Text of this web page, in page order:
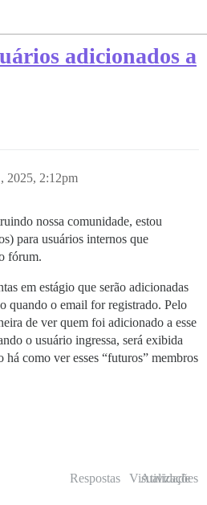
adicionados a
2025, 2:12pm
nossa comunidade, estou
para usuários internos que
fórum.
em estágio que serão adicionadas
quando o email for registrado. Pelo
de ver quem foi adicionado a esse
o usuário ingressa, será exibida
há como ver esses “futuros” membros
Respostas Visualizações
Atividade